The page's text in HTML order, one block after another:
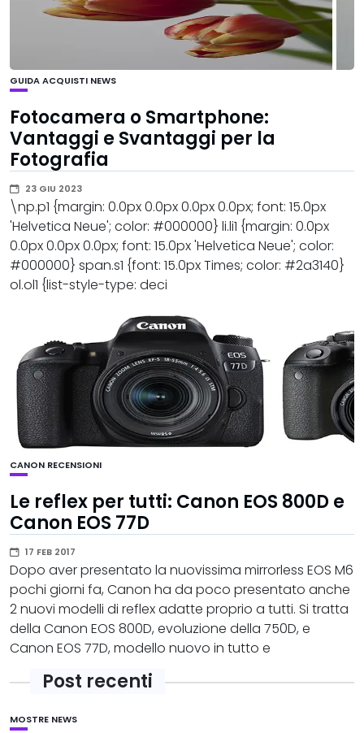
GUIDA ACQUISTI NEWS
Fotocamera o Smartphone:
Vantaggi e Svantaggi per la
Fotografia
23 GIU 2023
\np.p1 {margin: 0.0px 0.0px 0.0px 0.0px; font: 15.0px
'Helvetica Neue'; color: #000000} li.li1 {margin: 0.0px
0.0px 0.0px 0.0px; font: 15.0px 'Helvetica Neue'; color:
#000000} span.s1 {font: 15.0px Times; color: #2a3140}
ol.ol1 {list-style-type: deci
CANON RECENSIONI
Le reflex per tutti: Canon EOS 800D e
Canon EOS 77D
17 FEB 2017
Dopo aver presentato la nuovissima mirrorless EOS M6
pochi giorni fa, Canon ha da poco presentato anche
2 nuovi modelli di reflex adatte proprio a tutti. Si tratta
della Canon EOS 800D, evoluzione della 750D, e
Canon EOS 77D, modello nuovo in tutto e
Post recenti
MOSTRE NEWS